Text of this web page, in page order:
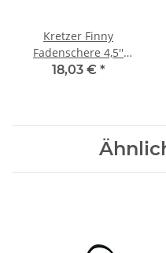
Kretzer Finny
Fadenschere 4,5''
gebogen (760911) (12
18,03 € *